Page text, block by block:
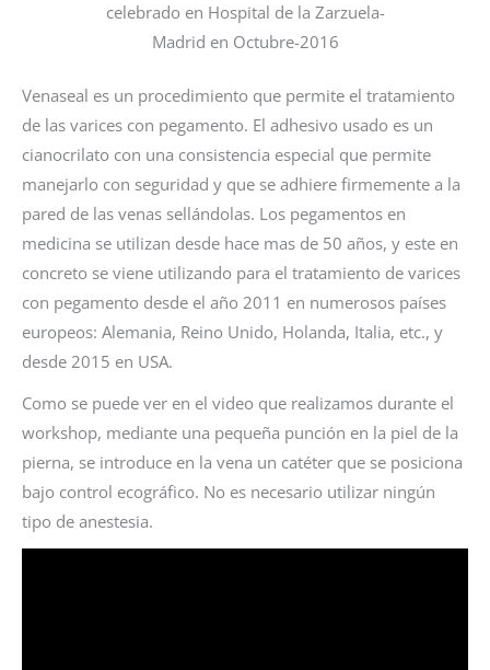
celebrado en Hospital de la Zarzuela-
Madrid en Octubre-2016
Venaseal es un procedimiento que permite el tratamiento
de las varices con pegamento. El adhesivo usado es un
cianocrilato con una consistencia especial que permite
manejarlo con seguridad y que se adhiere firmemente a la
pared de las venas sellándolas. Los pegamentos en
medicina se utilizan desde hace mas de 50 años, y este en
concreto se viene utilizando para el tratamiento de varices
con pegamento desde el año 2011 en numerosos países
europeos: Alemania, Reino Unido, Holanda, Italia, etc., y
desde 2015 en USA.
Como se puede ver en el video que realizamos durante el
workshop, mediante una pequeña punción en la piel de la
pierna, se introduce en la vena un catéter que se posiciona
bajo control ecográfico. No es necesario utilizar ningún
tipo de anestesia.